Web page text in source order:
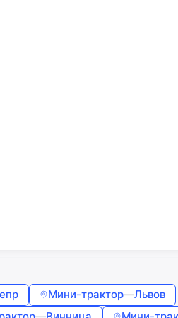
Мини-трактор—Львов